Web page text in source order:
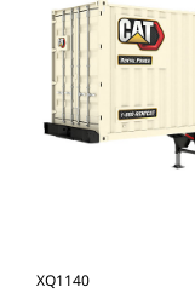
XQ1140